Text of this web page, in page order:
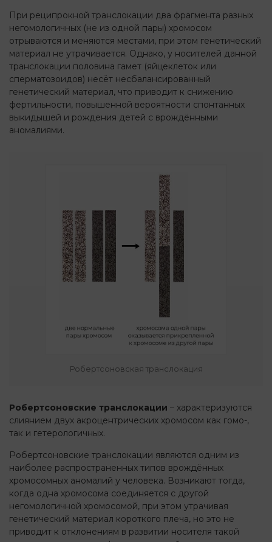
При реципрокной транслокации два фрагмента разных
негомологичных (не из одной пары) хромосом
отрываются и меняются местами, при этом генетический
материал не утрачивается. Однако, у носителей данной
транслокации половина гамет (яйцеклеток или
сперматозоидов) несёт несбалансированный
генетический материал, что приводит к снижению
фертильности, повышенной вероятности спонтанных
выкидышей и рождения детей с врождёнными
аномалиями.
Робертсоновская транслокация
Робертсоновские транслокации – характеризуются
слиянием двух акроцентрических хромосом как гомо-,
так и гетерологичных.
Робертсоновские транслокации являются одним из
наиболее распространенных типов врождённых
хромосомных аномалий у человека. Возникают тогда,
когда одна хромосома соединяется с другой
негомологичной хромосомой, при этом утрачивая
генетический материал короткого плеча, но это не
приводит к отклонениям в развитии носителя такой